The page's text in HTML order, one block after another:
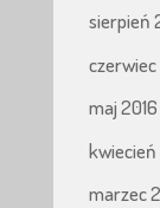
sierpień
czerwiec
maj 2016
kwiecień
marzec